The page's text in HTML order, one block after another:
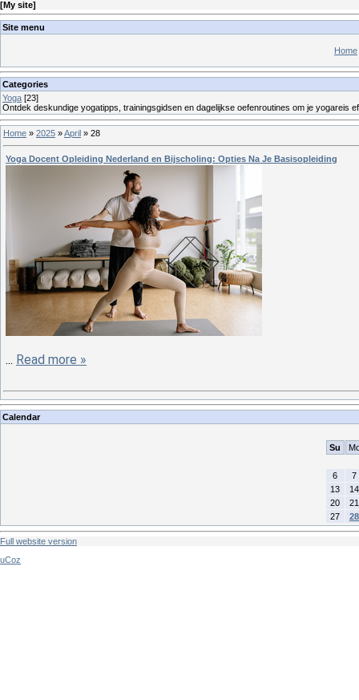
[My site]
Site menu
Home
Categories
Yoga [23]
Ontdek deskundige yogatipps, trainingsgidsen en dagelijkse oefenroutines om je yogareis
Home » 2025 »April » 28
Yoga Docent Opleiding Nederland en Bijscholing: Opties Na Je Basisopleiding
... Read more »
Calendar
Su
6
7
13
14
20
21
27
28
Full website version
uCoz